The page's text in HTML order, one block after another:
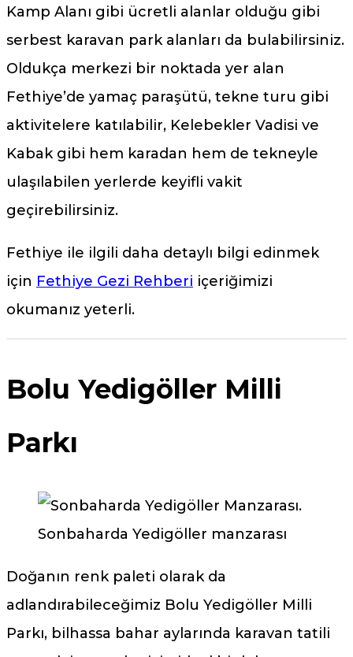
Kamp Alanı gibi ücretli alanlar olduğu gibi
serbest karavan park alanları da bulabilirsiniz.
Oldukça merkezi bir noktada yer alan
Fethiye’de yamaç paraşütü, tekne turu gibi
aktivitelere katılabilir, Kelebekler Vadisi ve
Kabak gibi hem karadan hem de tekneyle
ulaşılabilen yerlerde keyifli vakit
geçirebilirsiniz.
Fethiye ile ilgili daha detaylı bilgi edinmek
için Fethiye Gezi Rehberi içeriğimizi
okumanız yeterli.
Bolu Yedigöller Milli
Parkı
Sonbaharda Yedigöller manzarası
Doğanın renk paleti olarak da
adlandırabileceğimiz Bolu Yedigöller Milli
Parkı, bilhassa bahar aylarında karavan tatili